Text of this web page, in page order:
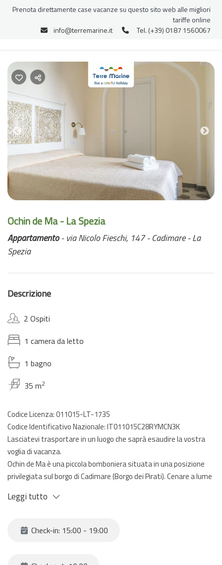
Previous
Ochin de Ma - La Spezia
Appartamento- via Nicolo Fieschi, 147 - Cadimare - La
Spezia
Descrizione
2 Ospiti
1 camera da letto
1 bagno
35 m2
Codice Licenza: 011015-LT-1735
Codice Identificativo Nazionale: IT011015C28RYMCN3K
Lasciatevi trasportare in un luogo che saprà esaudire la vostra
voglia di vacanza.
Ochin de Ma è una piccola bomboniera situata in una posizione
privilegiata sul borgo di Cadimare (Borgo dei Pirati). Cenare a lume
scelta perfetta che stavate cercando.
ristrutturato. Con ingresso indipendente, varcata la porta vi
Leggi tutto
Check-in: 15:00 - 19:00
Prenota direttamente case vacanze su questo sito web alle migliori
tariffe online
info@terremarine.it
Tel. (+39) 0187 1560067